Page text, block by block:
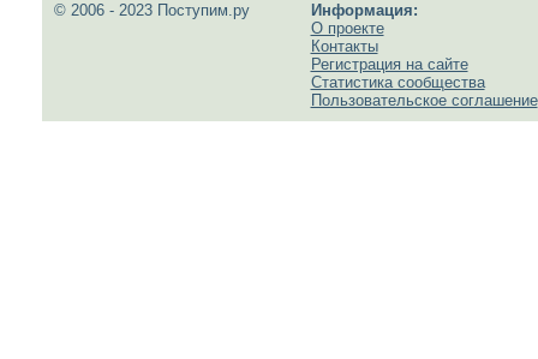
© 2006 - 2023 Поступим.ру
Информация:
О проекте
Контакты
Регистрация на сайте
Статистика сообщества
Пользовательское соглашение